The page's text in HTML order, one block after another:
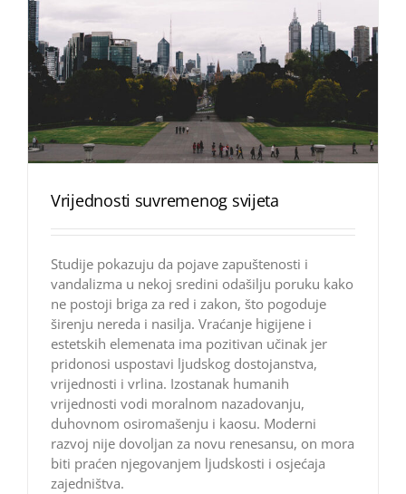
Vrijednosti suvremenog svijeta
Studije pokazuju da pojave zapuštenosti i
vandalizma u nekoj sredini odašilju poruku kako
ne postoji briga za red i zakon, što pogoduje
širenju nereda i nasilja. Vraćanje higijene i
estetskih elemenata ima pozitivan učinak jer
pridonosi uspostavi ljudskog dostojanstva,
vrijednosti i vrlina. Izostanak humanih
vrijednosti vodi moralnom nazadovanju,
duhovnom osiromašenju i kaosu. Moderni
razvoj nije dovoljan za novu renesansu, on mora
biti praćen njegovanjem ljudskosti i osjećaja
zajedništva.